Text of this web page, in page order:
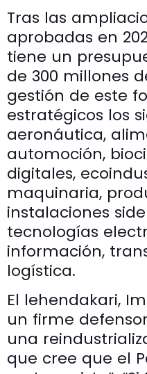
Tras las
aprobadas en
tiene un
de 300 millones
gestión de este
estratégicos los
aeronáutica,
automoción,
digitales,
maquinaria,
instalaciones
tecnologías
información,
logística.
El lehendakari,
un firme
una
que cree que el